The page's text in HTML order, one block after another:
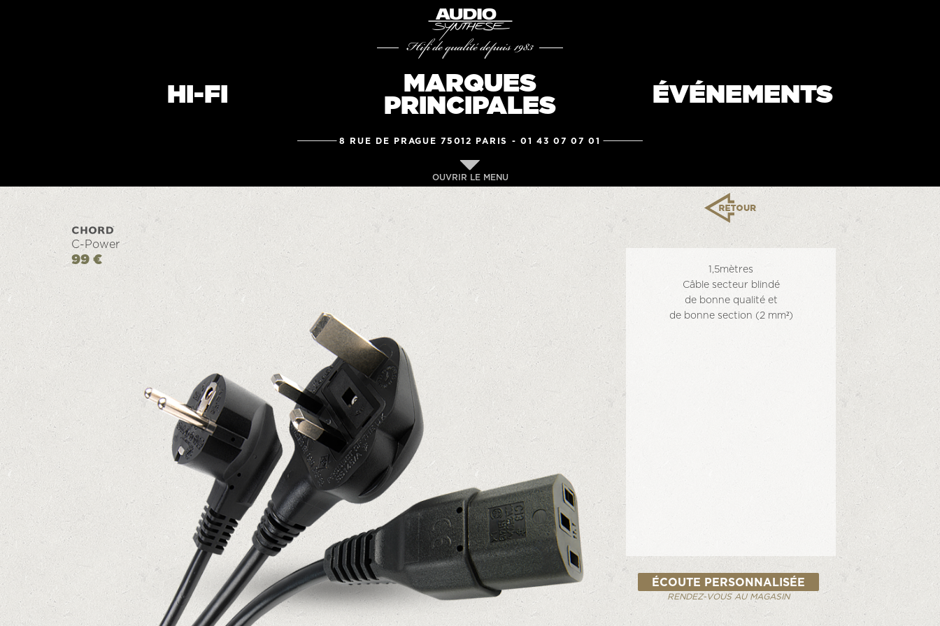
Hifi de qualité depuis 1983
HI-FI
MARQUES
PRINCIPALES
ÉVÉNEMENTS
8 RUE DE PRAGUE 75012 PARIS -01 43 07 07 01
OUVRIR LE MENU
C-Power
99 €
1,5mètres
Câble secteur blindé
de bonne qualité et
de bonne section (2 mm²)
ÉCOUTE PERSONNALISÉE
RENDEZ-VOUS AU MAGASIN